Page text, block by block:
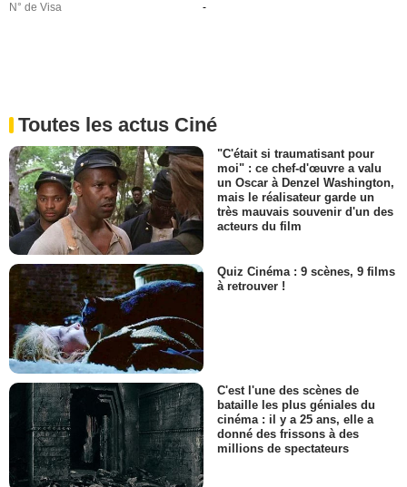
N° de Visa
-
Toutes les actus Ciné
"C'était si traumatisant pour
moi" : ce chef-d'œuvre a valu
un Oscar à Denzel Washington,
mais le réalisateur garde un
très mauvais souvenir d'un des
acteurs du film
Quiz Cinéma : 9 scènes, 9 films
à retrouver !
C'est l'une des scènes de
bataille les plus géniales du
cinéma : il y a 25 ans, elle a
donné des frissons à des
millions de spectateurs